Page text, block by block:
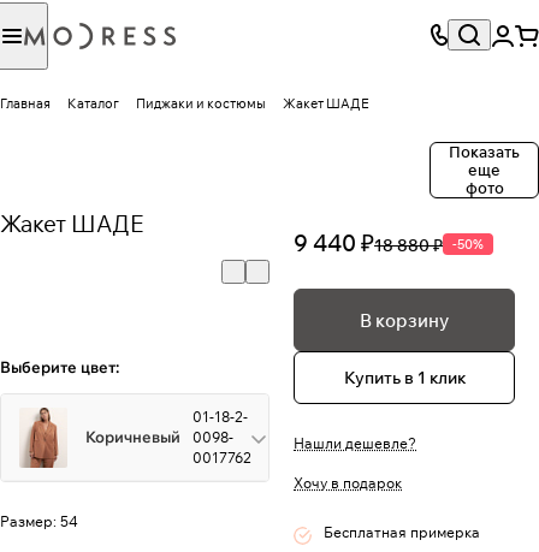
Главная Каталог Пиджаки и костюмы Жакет ШАДЕ
Показать
еще
фото
Жакет ШАДЕ
Выберите цвет:
Коричневый
01-18-2-
0098-
0017762
Размер: 54
9 440 ₽18 880 ₽ -50%
В корзину
Купить в 1 клик
Нашли дешевле?
Хочу в подарок
Бесплатная примерка